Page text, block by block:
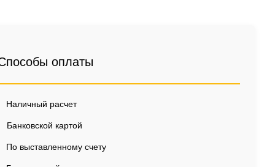
оплаты
Наличный расчет
Банковской картой
По выставленному счету